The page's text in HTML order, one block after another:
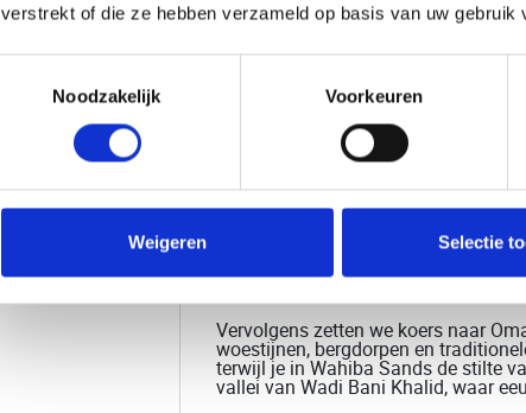
verstrekt of die ze hebben verzameld op basis van uw gebruik
Noodzakelijk
Voorkeuren
Weigeren Selectie
Maak kennis met twee van de meest
Arabië en Oman. Van koninklijke paleizen en
unieke combinatie van rijke geschiedenis,
We starten in Riyad, de moderne
rotstekeningenrijke Jubbah naar
ervaar je zowel de spirituele als de
Vervolgens zetten we koers naar
woestijnen, bergdorpen en
terwijl je in Wahiba Sands de stilte
vallei van Wadi Bani Khalid, waar